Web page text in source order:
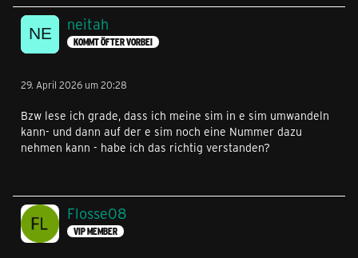
neitah
KOMMT ÖFTER VORBEI
29. April 2026 um 20:28
Bzw lese ich grade, dass ich meine sim in e sim umwandeln
kann- und dann auf der e sim noch eine Nummer dazu
nehmen kann - habe ich das richtig verstanden?
Flosse08
VIP MEMBER